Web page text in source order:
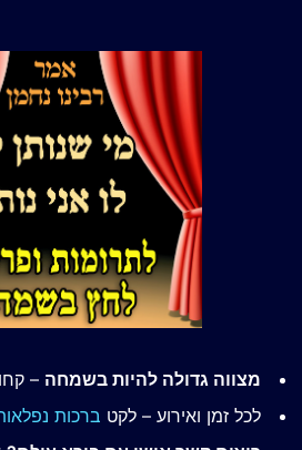
מצווה גדולה להיות בשמחה –
לכל זמן ואירוע – לקט ברכות